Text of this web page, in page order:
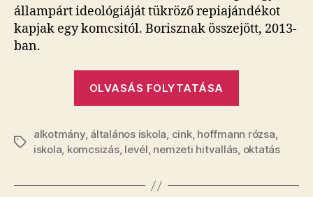
állampárt ideológiáját tükröző repiajándékot
kapjak egy komcsitól. Borisznak összejött, 2013-
ban.
OLVASÁS FOLYTATÁSA
gyerek
Hoffmann
Címkék
alkotmány, általános iskola, cink, hoffmann rózsa,
iskola, komcsizás, levél, nemzeti hitvallás, oktatás